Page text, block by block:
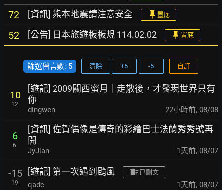
72 [資訊] 熊本地震請注意安全 置底
52 [公告] 日本旅遊板板規 114.02.02 置底
篩選留言數: 5 清除 +5 -5 自訂
10
12
[遊記] 2009關西蜜月｜走散後，才發現世界只有
你
dingwen 22小時前, 08/08
6
6
[資訊] 佐賀偶像是傳奇的彩繪巴士法蘭秀秀號再
開
JyJian 1天前, 08/07
-15
19
[遊記] 第一次遇到颱風 已刪文
qadc 1天前, 08/07